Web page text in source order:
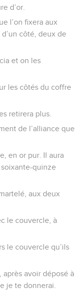
d’or.
l’on fixera aux
côté, deux de
et on les
les côtés du coffre
retirera plus.
de l’alliance que
en or pur. Il aura
quinze
aux deux
le couvercle, à
le couvercle qu’ils
avoir déposé à
je te donnerai.